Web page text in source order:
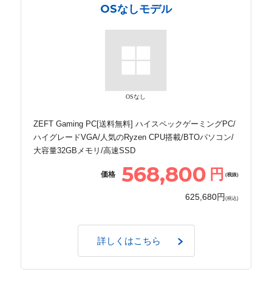
OSなしモデル
OSなし
ZEFT Gaming PC[送料無料] ハイスペックゲーミングPC/
ハイグレードVGA/人気のRyzen CPU搭載/BTOパソコン/
大容量32GBメモリ/高速SSD
価格 568,800 円 (税抜)
625,680円 (税込)
詳しくはこちら